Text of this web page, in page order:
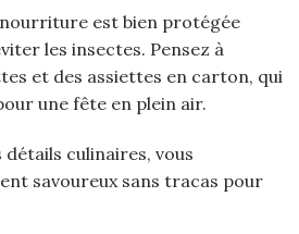
est bien protégée
les insectes. Pensez à
et des assiettes en carton, qui
une fête en plein air.
détails culinaires, vous
savoureux sans tracas pour